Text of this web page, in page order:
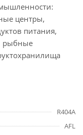
центры,
питания,
рыбные
R404A
AFL